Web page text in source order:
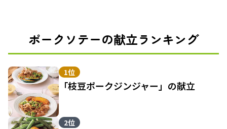
ポークソテーの献立ランキング
1位
「枝豆ポークジンジャー」の献立
2位